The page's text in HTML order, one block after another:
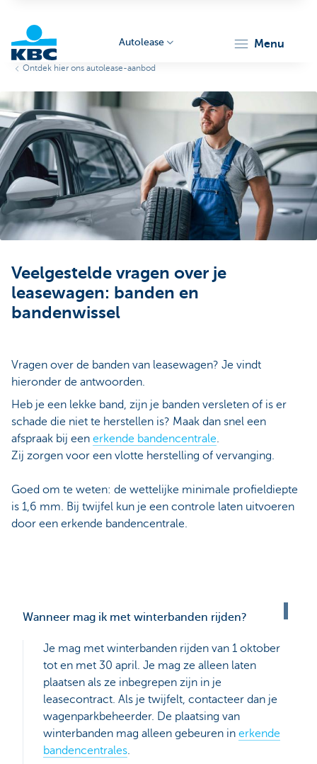
Corporate
Autolease menu
Ontdek hier ons autolease-aanbod
Veelgestelde vragen over je
leasewagen: banden en
bandenwissel
Vragen over de banden van leasewagen? Je vindt
hieronder de antwoorden.
Heb je een lekke band, zijn je banden versleten of is er
schade die niet te herstellen is? Maak dan snel een
afspraak bij een erkende bandencentrale.
Zij zorgen voor een vlotte herstelling of vervanging.
Goed om te weten: de wettelijke minimale profieldiepte
is 1,6 mm. Bij twijfel kun je een controle laten uitvoeren
door een erkende bandencentrale.
Wanneer mag ik met winterbanden rijden?
Je mag met winterbanden rijden van 1 oktober
tot en met 30 april. Je mag ze alleen laten
plaatsen als ze inbegrepen zijn in je
leasecontract. Als je twijfelt, contacteer dan je
wagenparkbeheerder. De plaatsing van
winterbanden mag alleen gebeuren in erkende
bandencentrales.